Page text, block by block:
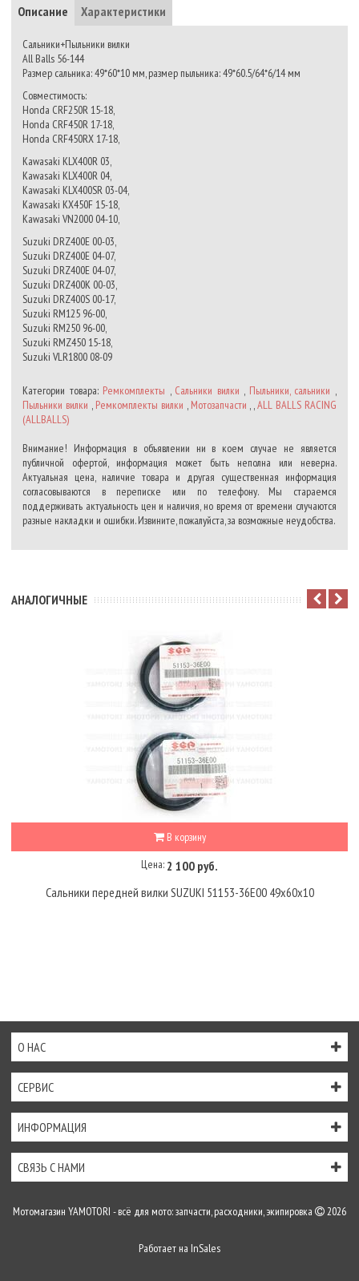
Описание Характеристики
Сальники+Пыльники вилки
All Balls 56-144
Размер сальника: 49*60*10 мм, размер пыльника: 49*60.5/64*6/14 мм
Совместимость:
Honda CRF250R 15-18,
Honda CRF450R 17-18,
Honda CRF450RX 17-18,
Kawasaki KLX400R 03,
Kawasaki KLX400R 04,
Kawasaki KLX400SR 03-04,
Kawasaki KX450F 15-18,
Kawasaki VN2000 04-10,
Suzuki DRZ400E 00-03,
Suzuki DRZ400E 04-07,
Suzuki DRZ400E 04-07,
Suzuki DRZ400K 00-03,
Suzuki DRZ400S 00-17,
Suzuki RM125 96-00,
Suzuki RM250 96-00,
Suzuki RMZ450 15-18,
Suzuki VLR1800 08-09
Категории товара: Ремкомплекты , Сальники вилки , Пыльники, сальники ,
Пыльники вилки , Ремкомплекты вилки , Мотозапчасти , ,ALL BALLS RACING
(ALLBALLS)
Внимание! Информация в объявлении ни в коем случае не является
публичной офертой, информация может быть неполна или неверна.
Актуальная цена, наличие товара и другая существенная информация
согласовываются в переписке или по телефону. Мы стараемся
поддерживать актуальность цен и наличия, но время от времени случаются
разные накладки и ошибки. Извините, пожалуйста, за возможные неудобства.
АНАЛОГИЧНЫЕ
В корзину
Цена: 2 100 руб.
Сальники передней вилки SUZUKI 51153-36E00 49x60x10
О НАС
СЕРВИС
ИНФОРМАЦИЯ
СВЯЗЬ С НАМИ
Мотомагазин YAMOTORI - всё для мото: запчасти, расходники, экипировка 2026
Работает на InSales